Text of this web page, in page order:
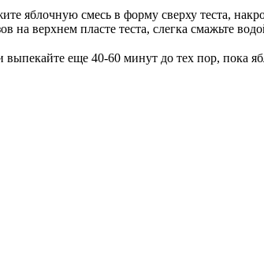
смесь в форму сверху теста,
на верхнем пласте теста, слегка смажьте
еще 40-60 минут до тех пор, пока